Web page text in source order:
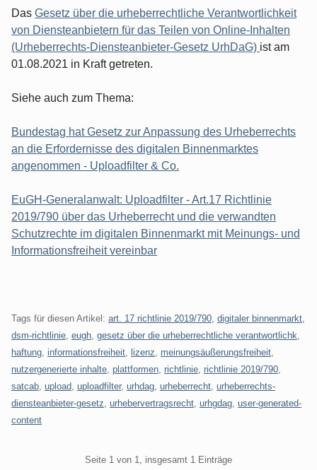
Das Gesetz über die urheberrechtliche Verantwortlichkeit
von Diensteanbietern für das Teilen von Online-Inhalten
(Urheberrechts-Diensteanbieter-Gesetz UrhDaG) ist am
01.08.2021 in Kraft getreten.
Siehe auch zum Thema:
Bundestag hat Gesetz zur Anpassung des Urheberrechts
an die Erfordernisse des digitalen Binnenmarktes
angenommen - Uploadfilter & Co.
EuGH-Generalanwalt: Uploadfilter - Art.17 Richtlinie
2019/790 über das Urheberrecht und die verwandten
Schutzrechte im digitalen Binnenmarkt mit Meinungs- und
Informationsfreiheit vereinbar
Tags für diesen Artikel: art. 17 richtlinie 2019/790 digitaler binnenmarkt
dsm-richtlinie eugh gesetz über die urheberrechtliche verantwortlichk
haftung informationsfreiheit lizenz meinungsäußerungsfreiheit
nutzergenerierte inhalte plattformen richtlinie richtlinie 2019/790
satcab upload uploadfilter, urhdag urheberrecht urheberrechts-
diensteanbieter-gesetz urhebervertragsrecht urhgdag user-generated-
content
Seite 1 von 1, insgesamt 1 Einträge